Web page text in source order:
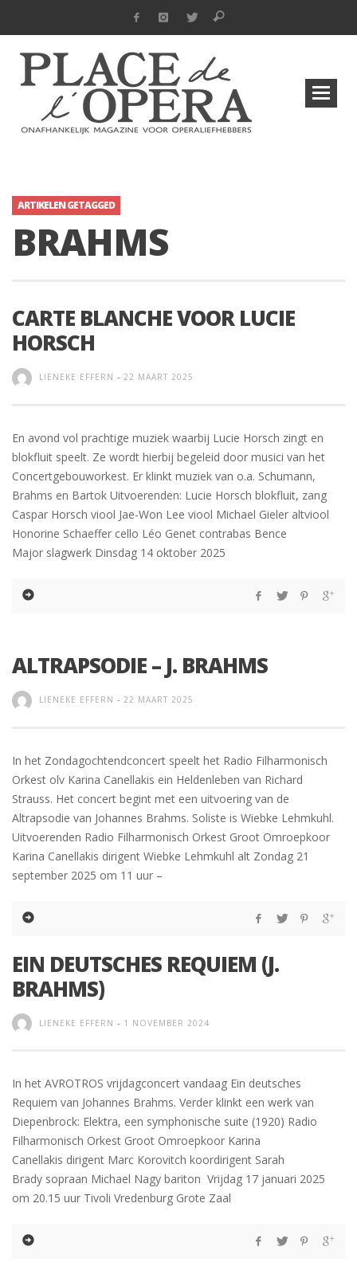
ARTIKELEN GETAGGED
BRAHMS
CARTE BLANCHE VOOR LUCIE
HORSCH
LIENEKE EFFERN - 22 MAART 2025
En avond vol prachtige muziek waarbij Lucie Horsch zingt en
blokfluit speelt. Ze wordt hierbij begeleid door musici van het
Concertgebouworkest. Er klinkt muziek van o.a. Schumann,
Brahms en Bartok Uitvoerenden: Lucie Horsch blokfluit, zang
Caspar Horsch viool Jae-Won Lee viool Michael Gieler altviool
Honorine Schaeffer cello Léo Genet contrabas Bence
Major slagwerk Dinsdag 14 oktober 2025
ALTRAPSODIE – J. BRAHMS
LIENEKE EFFERN - 22 MAART 2025
In het Zondagochtendconcert speelt het Radio Filharmonisch
Orkest olv Karina Canellakis ein Heldenleben van Richard
Strauss. Het concert begint met een uitvoering van de
Altrapsodie van Johannes Brahms. Soliste is Wiebke Lehmkuhl.
Uitvoerenden Radio Filharmonisch Orkest Groot Omroepkoor
Karina Canellakis dirigent Wiebke Lehmkuhl alt Zondag 21
september 2025 om 11 uur –
EIN DEUTSCHES REQUIEM (J.
BRAHMS)
LIENEKE EFFERN - 1 NOVEMBER 2024
In het AVROTROS vrijdagconcert vandaag Ein deutsches
Requiem van Johannes Brahms. Verder klinkt een werk van
Diepenbrock: Elektra, een symphonische suite (1920) Radio
Filharmonisch Orkest Groot Omroepkoor Karina
Canellakis dirigent Marc Korovitch koordirigent Sarah
Brady sopraan Michael Nagy bariton Vrijdag 17 januari 2025
om 20.15 uur Tivoli Vredenburg Grote Zaal